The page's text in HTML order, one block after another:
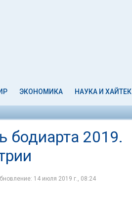
ЭКОНОМИКА НАУКА И ХАЙТЕК
бодиарта 2019.
14 июля 2019 г., 08:24